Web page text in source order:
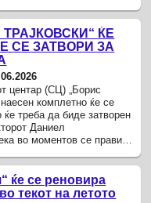
ЌЕ
СЕ ЗАТВОРИ ЗА
центар (СЦ) „Борис
наесен комплетно ќе се
треба да биде затворен
Даниел
во моментов се прави
ќе се реновира
текот на летото